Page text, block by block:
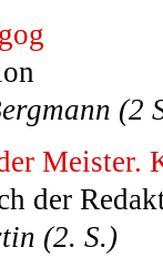
(2
Meister.
der
(2. S.)